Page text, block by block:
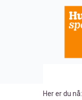
Her er du nå: